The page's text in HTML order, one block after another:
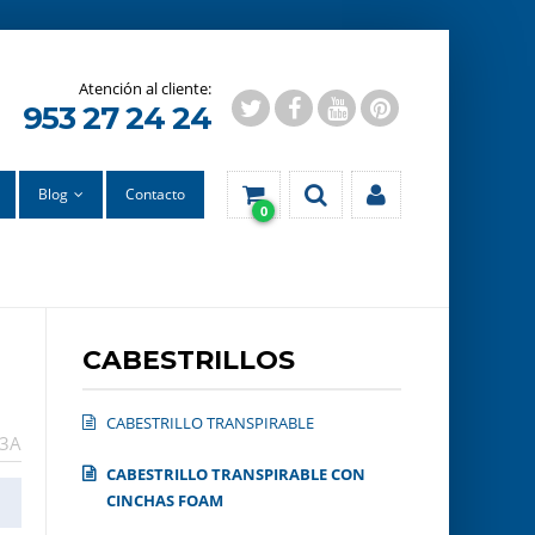
953 27 24 24
Blog Contacto
0
CABESTRILLOS
CABESTRILLO TRANSPIRABLE
CABESTRILLO TRANSPIRABLE CON
CINCHAS FOAM